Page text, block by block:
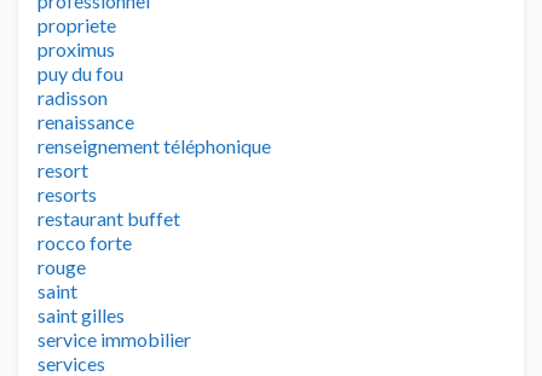
propriete
proximus
puy du fou
radisson
renaissance
renseignement téléphonique
resort
resorts
restaurant buffet
rocco forte
rouge
saint
saint gilles
service immobilier
services